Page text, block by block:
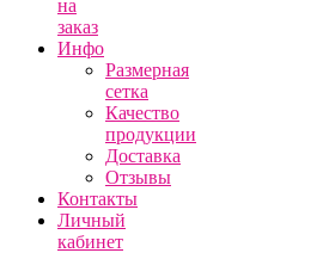
на
заказ
Инфо
Размерная
сетка
Качество
продукции
Доставка
Отзывы
Контакты
Личный
кабинет